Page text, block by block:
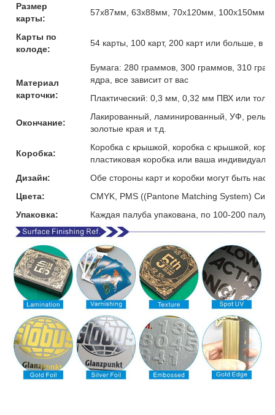
Размер
карты:
57x87мм, 63x88мм, 70x120мм, 100x150мм
Карты по
колоде:
54 карты, 100 карт, 200 карт или больше, в
Материал
карточки:
Бумага: 280 граммов, 300 граммов, 310
ядра, все зависит от вас
Плактический: 0,3 мм, 0,32 мм ПВХ или
Окончание:
Лакированный, ламинированный, УФ,
золотые края и т.д.
Коробка:
Коробка с крышкой, коробка с крышкой,
пластиковая коробка или ваша
Дизайн:
Обе стороны карт и коробки могут быть
Цвета:
CMYK, PMS ((Pantone Matching System)
Упаковка:
Каждая палуба упакована, по 100-200 палуб